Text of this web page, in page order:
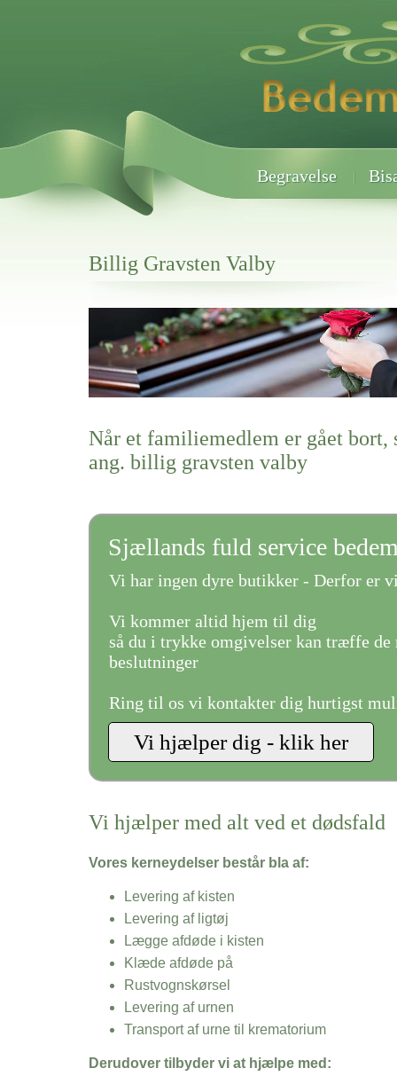
Begravelse
Billig Gravsten Valby
Her hos os får du altid en god afslutning når det gælder
Billig Gravsten Valby
vi hjælper i alle faser af begravelsel
Når et familiemedlem er gået bort,
ang. billig gravsten valby
Sjællands fuld service
Vi har ingen dyre butikker - Derfor er
Vi kommer altid hjem til dig
så du i trykke omgivelser kan træffe de
beslutninger
Ring til os vi kontakter dig hurtigst
Vi hjælper med alt ved et dødsfald
Vores kerneydelser består bla af:
Levering af kisten
Levering af ligtøj
Lægge afdøde i kisten
Klæde afdøde på
Rustvognskørsel
Levering af urnen
Transport af urne til krematorium
Derudover tilbyder vi at hjælpe med: